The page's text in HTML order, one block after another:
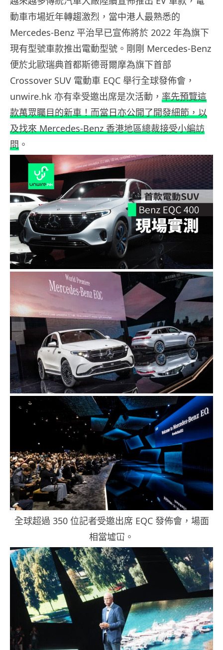
動車市場近年轉趨激烈，當中港人最熟悉的
Mercedes-Benz 平治早已宣佈將於 2022 年為旗下
現有型號車款推出電動型號。剛剛 Mercedes-Benz
便於北歐瑞典首都斯德哥爾摩為旗下首部
Crossover SUV 電動車 EQC 舉行全球發佈會，
unwire.hk 亦有幸受邀出席是次活動， 率先預覽這
款萬眾矚目的新車！而當日亦公開了開發細節，以
及找來 Mercedes-Benz 香港地區總裁接受小編訪
問 。
全球超過 350 位記者受邀出席 EQC 發佈會，場面
相當墟冚。